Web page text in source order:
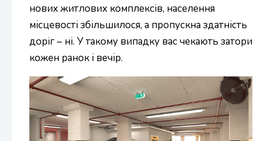
нових житлових комплексів, населення
місцевості збільшилося, а пропускна здатність
доріг – ні. У такому випадку вас чекають затори
кожен ранок і вечір.